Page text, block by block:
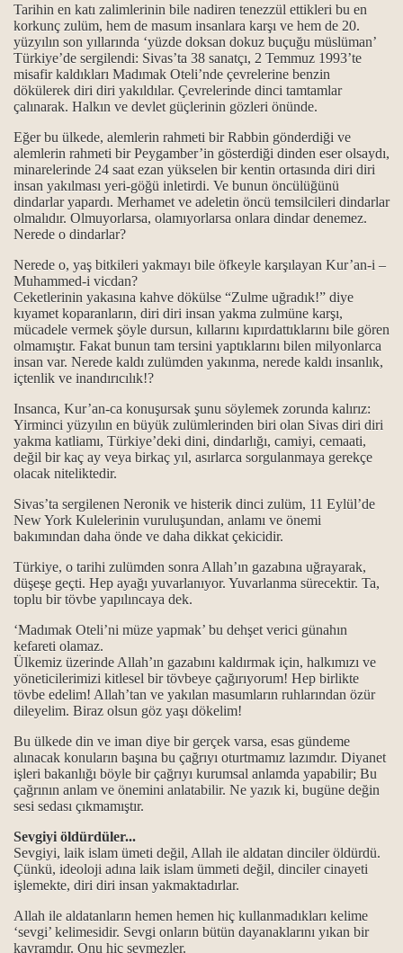
Tarihin en katı zalimlerinin bile nadiren tenezzül ettikleri bu en
korkunç zulüm, hem de masum insanlara karşı ve hem de 20.
yüzyılın son yıllarında ‘yüzde doksan dokuz buçuğu müslüman’
Türkiye’de sergilendi: Sivas’ta 38 sanatçı, 2 Temmuz 1993’te
misafir kaldıkları Madımak Oteli’nde çevrelerine benzin
dökülerek diri diri yakıldılar. Çevrelerinde dinci tamtamlar
çalınarak. Halkın ve devlet güçlerinin gözleri önünde.
Eğer bu ülkede, alemlerin rahmeti bir Rabbin gönderdiği ve
alemlerin rahmeti bir Peygamber’in gösterdiği dinden eser olsaydı,
minarelerinde 24 saat ezan yükselen bir kentin ortasında diri diri
insan yakılması yeri-göğü inletirdi. Ve bunun öncülüğünü
dindarlar yapardı. Merhamet ve adeletin öncü temsilcileri dindarlar
olmalıdır. Olmuyorlarsa, olamıyorlarsa onlara dindar denemez.
Nerede o dindarlar?
Nerede o, yaş bitkileri yakmayı bile öfkeyle karşılayan Kur’an-i –
Muhammed-i vicdan?
Ceketlerinin yakasına kahve dökülse “Zulme uğradık!” diye
kıyamet koparanların, diri diri insan yakma zulmüne karşı,
mücadele vermek şöyle dursun, kıllarını kıpırdattıklarını bile gören
olmamıştır. Fakat bunun tam tersini yaptıklarını bilen milyonlarca
insan var. Nerede kaldı zulümden yakınma, nerede kaldı insanlık,
içtenlik ve inandırıcılık!?
Insanca, Kur’an-ca konuşursak şunu söylemek zorunda kalırız:
Yirminci yüzyılın en büyük zulümlerinden biri olan Sivas diri diri
yakma katliamı, Türkiye’deki dini, dindarlığı, camiyi, cemaati,
değil bir kaç ay veya birkaç yıl, asırlarca sorgulanmaya gerekçe
olacak niteliktedir.
Sivas’ta sergilenen Neronik ve histerik dinci zulüm, 11 Eylül’de
New York Kulelerinin vuruluşundan, anlamı ve önemi
bakımından daha önde ve daha dikkat çekicidir.
Türkiye, o tarihi zulümden sonra Allah’ın gazabına uğrayarak,
düşeşe geçti. Hep ayağı yuvarlanıyor. Yuvarlanma sürecektir. Ta,
toplu bir tövbe yapılıncaya dek.
‘Madımak Oteli’ni müze yapmak’ bu dehşet verici günahın
kefareti olamaz.
Ülkemiz üzerinde Allah’ın gazabını kaldırmak için, halkımızı ve
yöneticilerimizi kitlesel bir tövbeye çağırıyorum! Hep birlikte
tövbe edelim! Allah’tan ve yakılan masumların ruhlarından özür
dileyelim. Biraz olsun göz yaşı dökelim!
Bu ülkede din ve iman diye bir gerçek varsa, esas gündeme
alınacak konuların başına bu çağrıyı oturtmamız lazımdır. Diyanet
işleri bakanlığı böyle bir çağrıyı kurumsal anlamda yapabilir; Bu
çağrının anlam ve önemini anlatabilir. Ne yazık ki, bugüne değin
sesi sedası çıkmamıştır.
Sevgiyi öldürdüler...
Sevgiyi, laik islam ümeti değil, Allah ile aldatan dinciler öldürdü.
Çünkü, ideoloji adına laik islam ümmeti değil, dinciler cinayeti
işlemekte, diri diri insan yakmaktadırlar.
Allah ile aldatanların hemen hemen hiç kullanmadıkları kelime
‘sevgi’ kelimesidir. Sevgi onların bütün dayanaklarını yıkan bir
kavramdır. Onu hiç sevmezler.
manaları...
deyimi üzerine…
en güzel ibadet
kaynaklarla gelindi?
ol ilkeleri.